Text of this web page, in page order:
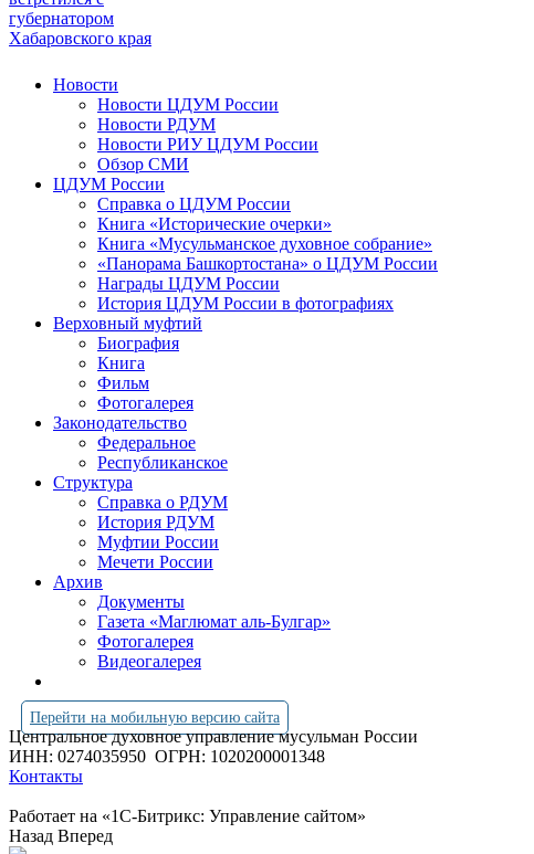
губернатором
Хабаровского края
Новости
Новости ЦДУМ России
Новости РДУМ
Новости РИУ ЦДУМ России
Обзор СМИ
ЦДУМ России
Справка о ЦДУМ России
Книга «Исторические очерки»
Книга «Мусульманское духовное собрание»
«Панорама Башкортостана» о ЦДУМ России
Награды ЦДУМ России
История ЦДУМ России в фотографиях
Верховный муфтий
Биография
Книга
Фильм
Фотогалерея
Законодательство
Федеральное
Республиканское
Структура
Справка о РДУМ
История РДУМ
Муфтии России
Мечети России
Архив
Документы
Газета «Маглюмат аль-Булгар»
Фотогалерея
Видеогалерея
Перейти на мобильную версию сайта
Центральное духовное управление мусульман России
ИНН: 0274035950 ОГРН: 1020200001348
Контакты
Работает на «1С-Битрикс: Управление сайтом»
Назад Вперед